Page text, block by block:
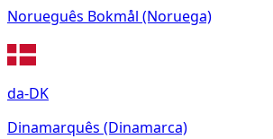
Norueguês Bokmål (Noruega)
da-DK
Dinamarquês (Dinamarca)